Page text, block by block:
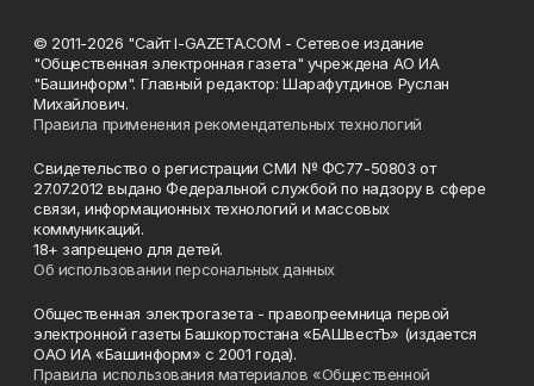
© 2011-2026 "Сайт I-GAZETA.COM - Сетевое издание
"Общественная электронная газета" учреждена АО ИА
"Башинформ". Главный редактор: Шарафутдинов Руслан
Михайлович.
Правила применения рекомендательных технологий
Свидетельство о регистрации СМИ № ФС77-50803 от
27.07.2012 выдано Федеральной службой по надзору в сфере
связи, информационных технологий и массовых
коммуникаций.
18+ запрещено для детей.
Об использовании персональных данных
Общественная электрогазета - правопреемница первой
электронной газеты Башкортостана «БАШвестЪ» (издается
ОАО ИА «Башинформ» с 2001 года).
Правила использования материалов «Общественной